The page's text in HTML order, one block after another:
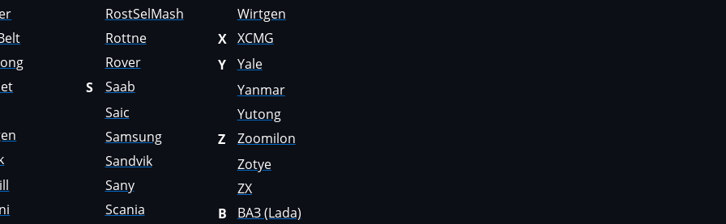
RostSelMash
Rottne
Rover
S
Saab
Saic
Samsung
Sandvik
Sany
Scania
Wirtgen
X
XCMG
Y
Yale
Yanmar
Yutong
Z
Zoomilon
Zotye
ZX
В
ВАЗ (Lada)